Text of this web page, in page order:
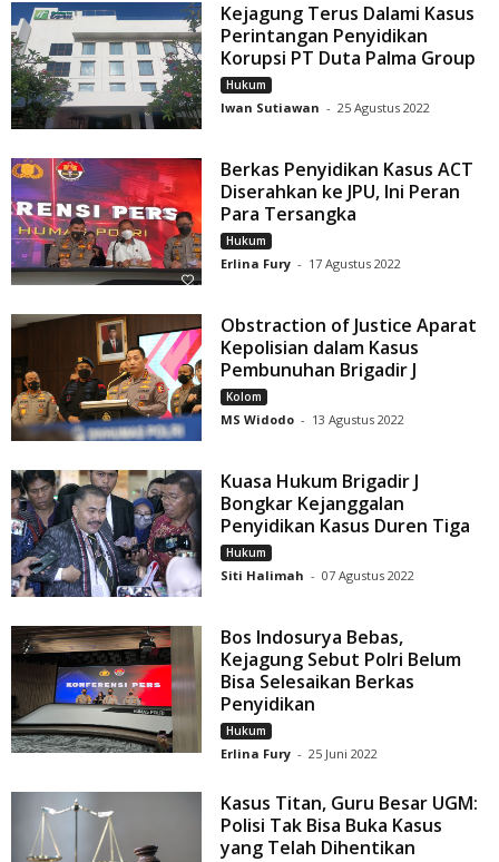
Kejagung Terus Dalami Kasus
Perintangan Penyidikan
Korupsi PT Duta Palma Group
Hukum
Iwan Sutiawan - 25 Agustus 2022
Berkas Penyidikan Kasus ACT
Diserahkan ke JPU, Ini Peran
Para Tersangka
Hukum
Erlina Fury - 17 Agustus 2022
Obstraction of Justice Aparat
Kepolisian dalam Kasus
Pembunuhan Brigadir J
Kolom
MS Widodo - 13 Agustus 2022
Kuasa Hukum Brigadir J
Bongkar Kejanggalan
Penyidikan Kasus Duren Tiga
Hukum
Siti Halimah - 07 Agustus 2022
Bos Indosurya Bebas,
Kejagung Sebut Polri Belum
Bisa Selesaikan Berkas
Penyidikan
Hukum
Erlina Fury - 25 Juni 2022
Kasus Titan, Guru Besar UGM:
Polisi Tak Bisa Buka Kasus
yang Telah Dihentikan